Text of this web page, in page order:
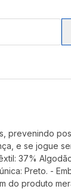
prevenindo
e se jogue
37%
Preto. -
do produto